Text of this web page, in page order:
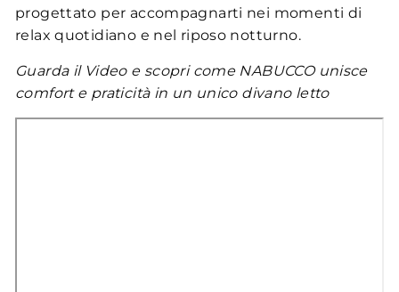
progettato per accompagnarti nei momenti di
relax quotidiano e nel riposo notturno.
Guarda il Video e scopri come NABUCCO unisce
comfort e praticità in un unico divano letto